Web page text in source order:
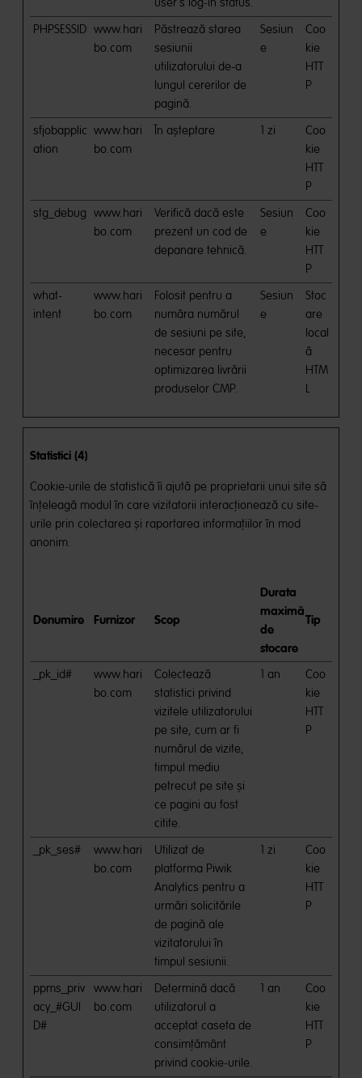
PHPSESSID www.hari
bo.com
Păstrează starea
sesiunii
utilizatorului de-a
lungul cererilor de
pagină.
Sesiun
e
Coo
kie
HTT
P
sfjobapplic
ation
www.hari
bo.com
În așteptare 1 zi
Coo
kie
HTT
P
stg_debug www.hari
bo.com
Verifică dacă este
prezent un cod de
depanare tehnică.
Sesiun
e
Coo
kie
HTT
P
what-
intent
www.hari
bo.com
Folosit pentru a
număra numărul
de sesiuni pe site,
necesar pentru
optimizarea livrării
produselor CMP.
Sesiun
e
Stoc
are
local
ă
HTM
L
Statistici (4)
Cookie-urile de statistică îi ajută pe proprietarii unui site să
înţeleagă modul în care vizitatorii interacţionează cu site-
urile prin colectarea şi raportarea informaţiilor în mod
anonim.
Denumire Furnizor Scop
Durata
maximă
de
stocare
Tip
_pk_id#
www.hari
bo.com
Colectează
statistici privind
vizitele utilizatorului
pe site, cum ar fi
numărul de vizite,
timpul mediu
petrecut pe site și
ce pagini au fost
citite.
1 an
Coo
kie
HTT
P
_pk_ses#
www.hari
bo.com
Utilizat de
platforma Piwik
Analytics pentru a
urmări solicitările
de pagină ale
vizitatorului în
timpul sesiunii.
1 zi
Coo
kie
HTT
P
ppms_priv
acy_#GUI
D#
www.hari
bo.com
Determină dacă
utilizatorul a
acceptat caseta de
consimțământ
privind cookie-urile.
1 an
Coo
kie
HTT
P